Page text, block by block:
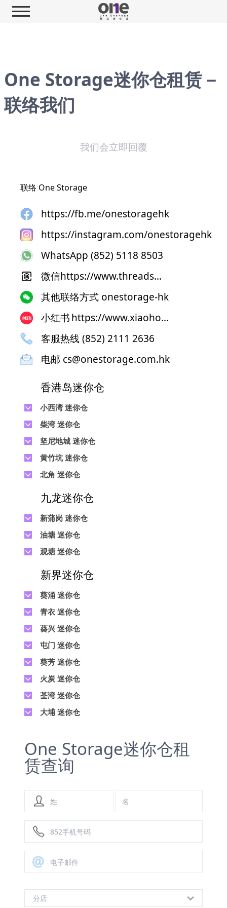
One Storage迷你仓租赁－
联络我们
我们会立即回覆
联络 One Storage
https://fb.me/onestoragehk
https://instagram.com/onestoragehk
WhatsApp (852) 5118 8503
微信
https://www.threads.net/@onestoragehk
其他联络方式 onestorage-hk
小红书
https://www.xiaohongshu.com/user/profile/64f55b470000000006030921
客服热线 (852) 2111 2636
电邮 cs@onestorage.com.hk
香港岛迷你仓
小西湾 迷你仓
电话 :2111 1062
地址 : 柴湾新业街5号王子工业大厦4楼
地址 : 柴湾新业街11号森龙工业大厦7楼
B室
柴湾 迷你仓
电话 :2194 0038
地址 : 柴湾祥利街7号万峰工业大厦6楼C
室
电话 :2116 0460
地址 : 柴湾利众街20号柴湾中心工业大
厦6楼B室及14楼B1室
坚尼地城 迷你仓
电话 :2623 0280
地址 : 坚尼地城士美菲路12P号祥兴工业
大厦9楼
黄竹坑 迷你仓
电话 :2680 9691
地址 : 黄竹坑道18号瑞琪工业大厦14楼
A室
电话 :2116 8113
地址 : 香港黄竹坑道56-60号怡华工业大
厦3楼B室
北角 迷你仓
地址 : 香港屈臣道4-6号海景大厦B座10
九龙迷你仓
新蒲岗 迷你仓
电话 :2111 0509
地址 : 新蒲岗景福街106号太子工业大厦
15楼B室
地址 : 新蒲岗五芳街8号利嘉工业大厦9
电话 :2116 5165
地址 : 新蒲岗景福街114号捷景工业大厦
油塘 迷你仓
电话 :2623 0300
地址 : 油塘四山街4号华辉工业大厦一楼
C室
观塘 迷你仓
地址 : 观塘伟业街146号美嘉工业大厦5
新界迷你仓
葵涌 迷你仓
电话 :2111 2683
地址 : 葵涌昌荣路9-11号同珍工业大厦B
座19楼
电话 :2111 0389
地址 : 葵涌打砖坪街16号有利工业货仓
大厦2楼D室
青衣 迷你仓
电话 :2111 1063
地址 : 青衣长达路1-33号青衣工业中心2
期D座5楼及7楼, C座7楼
葵兴 迷你仓
电话 :2111 1629
地址 : 葵兴葵昌路9-15号贵丰工业6楼A
室及8楼B室
屯门 迷你仓
电话 :2374 2022
地址 : 屯门新益里3号通明工业大厦1,4
及5楼
电话 :2653 5200
地址 : 屯门河田街4号凯昌工业大厦10/F
A室
葵芳 迷你仓
电话 :2111 4528
地址 : 新界葵芳葵定路1-11号美适工业
大楼3楼A及B室
火炭 迷你仓
电话 :2111 3536
地址 : 火炭黄竹洋街5-7号富昌中心6楼E,
H-J 室
楼C室
电话 :2116 8955
地址 : 火炭山尾街19至25号宇宙工业中
地址 : 火炭坳背湾街27-3号 协兴工业中
心14楼D室
荃湾 迷你仓
电话 :2111 2663
地址 : 荃湾德士古道216-218号京华工业
电话 :2116 9327
地址 : 荃湾马角街2-6号华兴工业大厦7
楼A,B,D室
大埔 迷你仓
座11楼,14楼及16楼
One Storage迷你仓租
赁查询